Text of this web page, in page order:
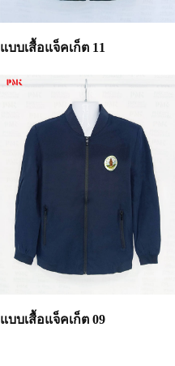
แบบเสื้อแจ็คเก็ต 11
แบบเสื้อแจ็คเก็ต 09